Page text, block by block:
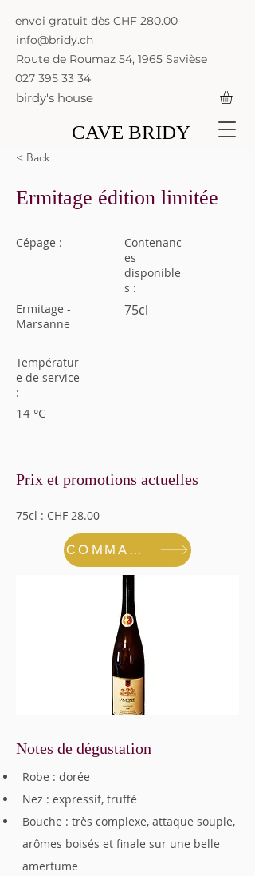
CAVE BRIDY
envoi gratuit dès CHF 280.00
027 395 33 34
Route de Roumaz 54, 1965 Savièse
info@bridy.ch
birdy's house
< Back
Ermitage édition limitée
Cépage :
Ermitage -
Marsanne
Contenanc
es
disponible
s :
75cl
Températur
e de service
:
14 °C
Prix et promotions actuelles
75cl : CHF 28.00
COMMANDER
Notes de dégustation
Robe : dorée
Nez : expressif, truffé
Bouche : très complexe, attaque souple,
arômes boisés et finale sur une belle
amertume